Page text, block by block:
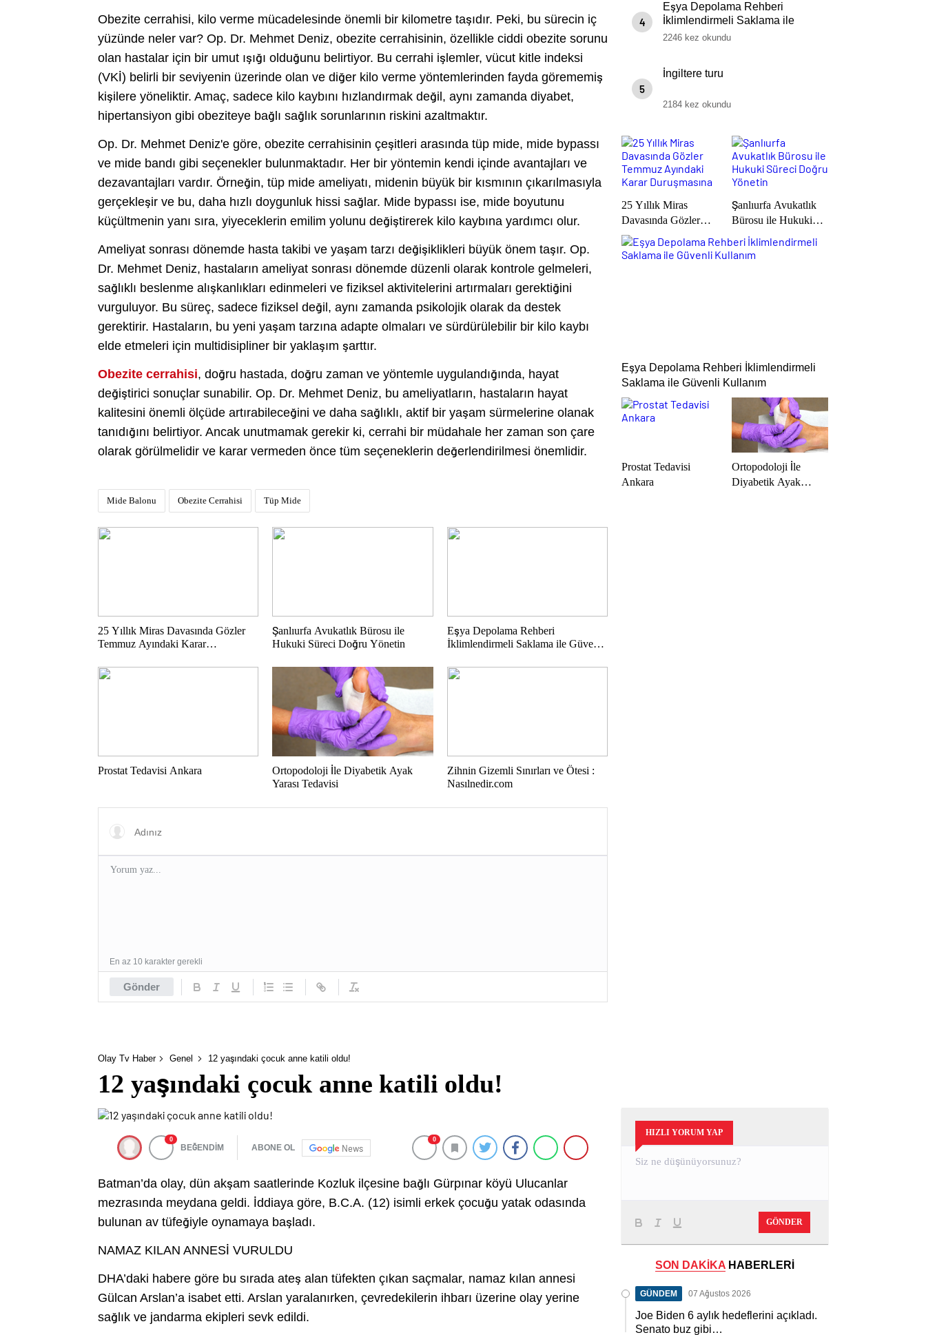
Obezite cerrahisi, kilo verme mücadelesinde önemli bir kilometre taşıdır. Peki, bu sürecin iç
yüzünde neler var? Op. Dr. Mehmet Deniz, obezite cerrahisinin, özellikle ciddi obezite sorunu
olan hastalar için bir umut ışığı olduğunu belirtiyor. Bu cerrahi işlemler, vücut kitle indeksi
(VKİ) belirli bir seviyenin üzerinde olan ve diğer kilo verme yöntemlerinden fayda görememiş
kişilere yöneliktir. Amaç, sadece kilo kaybını hızlandırmak değil, aynı zamanda diyabet,
hipertansiyon gibi obeziteye bağlı sağlık sorunlarının riskini azaltmaktır.
Op. Dr. Mehmet Deniz'e göre, obezite cerrahisinin çeşitleri arasında tüp mide, mide bypassı
ve mide bandı gibi seçenekler bulunmaktadır. Her bir yöntemin kendi içinde avantajları ve
dezavantajları vardır. Örneğin, tüp mide ameliyatı, midenin büyük bir kısmının çıkarılmasıyla
gerçekleşir ve bu, daha hızlı doygunluk hissi sağlar. Mide bypassı ise, mide boyutunu
küçültmenin yanı sıra, yiyeceklerin emilim yolunu değiştirerek kilo kaybına yardımcı olur.
Ameliyat sonrası dönemde hasta takibi ve yaşam tarzı değişiklikleri büyük önem taşır. Op.
Dr. Mehmet Deniz, hastaların ameliyat sonrası dönemde düzenli olarak kontrole gelmeleri,
sağlıklı beslenme alışkanlıkları edinmeleri ve fiziksel aktivitelerini artırmaları gerektiğini
vurguluyor. Bu süreç, sadece fiziksel değil, aynı zamanda psikolojik olarak da destek
gerektirir. Hastaların, bu yeni yaşam tarzına adapte olmaları ve sürdürülebilir bir kilo kaybı
elde etmeleri için multidisipliner bir yaklaşım şarttır.
Obezite cerrahisi, doğru hastada, doğru zaman ve yöntemle uygulandığında, hayat
değiştirici sonuçlar sunabilir. Op. Dr. Mehmet Deniz, bu ameliyatların, hastaların hayat
kalitesini önemli ölçüde artırabileceğini ve daha sağlıklı, aktif bir yaşam sürmelerine olanak
tanıdığını belirtiyor. Ancak unutmamak gerekir ki, cerrahi bir müdahale her zaman son çare
olarak görülmelidir ve karar vermeden önce tüm seçeneklerin değerlendirilmesi önemlidir.
Mide Balonu Obezite Cerrahisi Tüp Mide
25 Yıllık Miras Davasında Gözler
Temmuz Ayındaki Karar
Şanlıurfa Avukatlık Bürosu ile
Hukuki Süreci Doğru Yönetin
Eşya Depolama Rehberi
İklimlendirmeli Saklama ile Güvenli
Prostat Tedavisi Ankara
Ortopodoloji İle Diyabetik Ayak
Yarası Tedavisi
Zihnin Gizemli Sınırları ve Ötesi :
Nasılnedir.com
Gönder
En az 10 karakter gerekli
4
Eşya Depolama Rehberi
İklimlendirmeli Saklama ile
Güvenli Kullanım
2246 kez okundu
5
İngiltere turu
2184 kez okundu
25 Yıllık Miras
Davasında Gözler
Temmuz Ayındaki
Karar Duruşmasına
Şanlıurfa Avukatlık
Bürosu ile Hukuki
Süreci Doğru
Yönetin
Eşya Depolama Rehberi İklimlendirmeli
Saklama ile Güvenli Kullanım
Prostat Tedavisi
Ankara
Ortopodoloji İle
Diyabetik Ayak
Olay Tv Haber Genel 12 yaşındaki çocuk anne katili oldu!
12 yaşındaki çocuk anne katili oldu!
0
BEĞENDİM ABONE OL News
0
Batman’da olay, dün akşam saatlerinde Kozluk ilçesine bağlı Gürpınar köyü Ulucanlar
mezrasında meydana geldi. İddiaya göre, B.C.A. (12) isimli erkek çocuğu yatak odasında
bulunan av tüfeğiyle oynamaya başladı.
NAMAZ KILAN ANNESİ VURULDU
DHA’daki habere göre bu sırada ateş alan tüfekten çıkan saçmalar, namaz kılan annesi
Gülcan Arslan’a isabet etti. Arslan yaralanırken, çevredekilerin ihbarı üzerine olay yerine
sağlık ve jandarma ekipleri sevk edildi.
HIZLI YORUM YAP
GÖNDER
SON DAKİKA HABERLERİ
GÜNDEM 07 Ağustos 2026
Joe Biden 6 aylık hedeflerini açıkladı.
Senato buz gibi…